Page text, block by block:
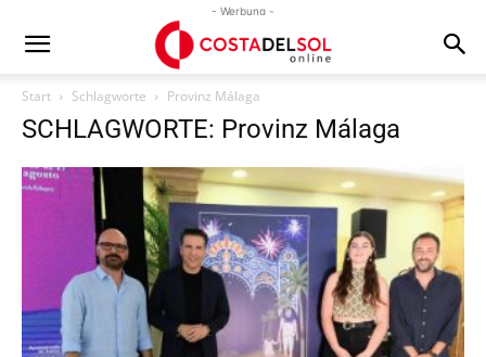
- Werbung -
Start Schlagworte Provinz Málaga
SCHLAGWORTE: Provinz Málaga